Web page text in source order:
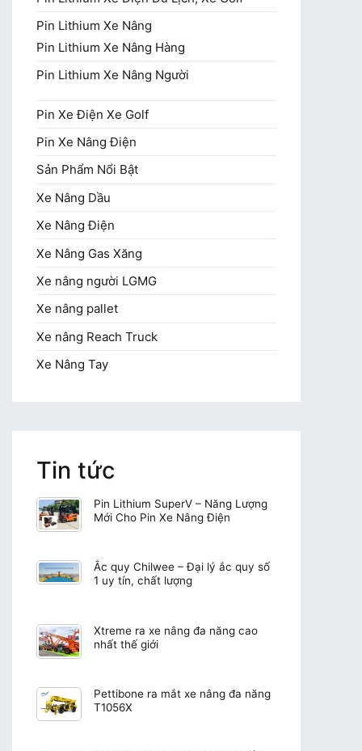
Pin Lithium Xe Nâng
Pin Lithium Xe Nâng Hàng
Pin Lithium Xe Nâng Người
Pin Xe Điện Xe Golf
Pin Xe Nâng Điện
Sản Phẩm Nổi Bật
Xe Nâng Dầu
Xe Nâng Điện
Xe Nâng Gas Xăng
Xe nâng người LGMG
Xe nâng pallet
Xe nâng Reach Truck
Xe Nâng Tay
Tin tức
Pin Lithium SuperV – Năng Lượng
Mới Cho Pin Xe Nâng Điện
Ắc quy Chilwee – Đại lý ắc quy số
1 uy tín, chất lượng
Xtreme ra xe nâng đa năng cao
nhất thế giới
Pettibone ra mắt xe nâng đa năng
T1056X